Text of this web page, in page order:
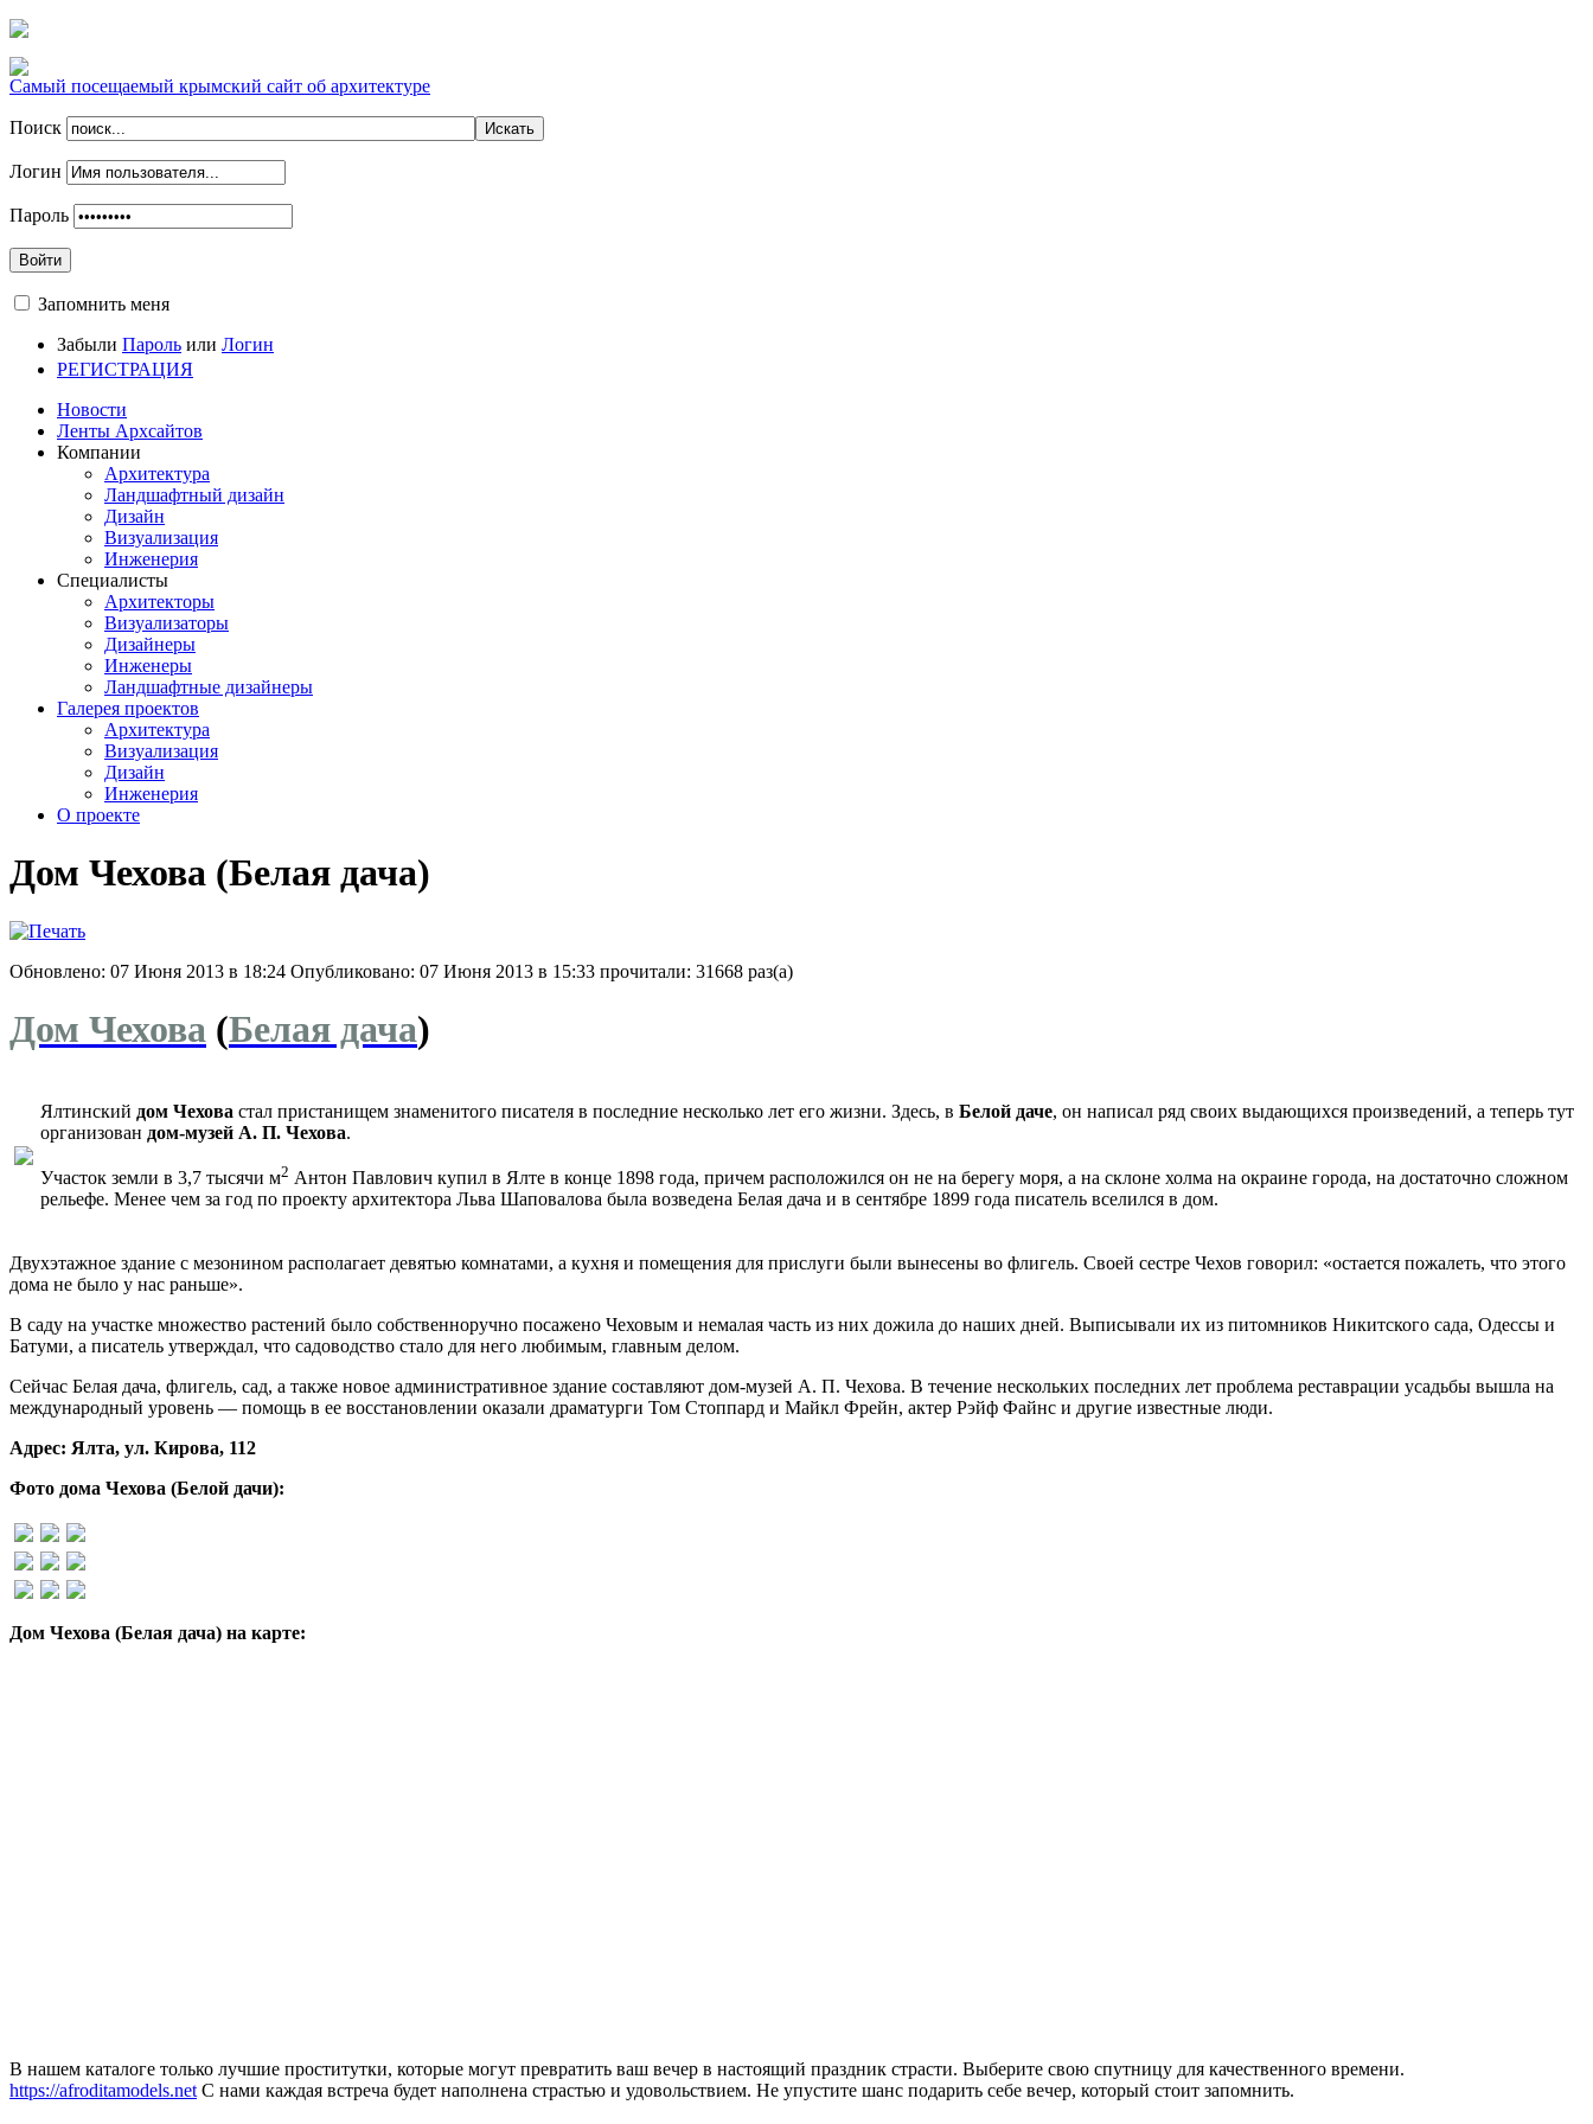
Самый посещаемый крымский сайт об архитектуре
Поиск
Логин
Пароль
Войти
Запомнить меня
Забыли Пароль или Логин
РЕГИСТРАЦИЯ
Новости
Ленты Архсайтов
Компании
Архитектура
Ландшафтный дизайн
Дизайн
Визуализация
Инженерия
Специалисты
Архитекторы
Визуализаторы
Дизайнеры
Инженеры
Ландшафтные дизайнеры
Галерея проектов
Архитектура
Визуализация
Дизайн
Инженерия
О проекте
Дом Чехова (Белая дача)
Обновлено: 07 Июня 2013 в 18:24 Опубликовано: 07 Июня 2013 в 15:33 прочитали: 31668 раз(а)
Дом Чехова (Белая дача)
Ялтинский дом Чехова стал пристанищем знаменитого писателя в последние несколько лет его жизни. Здесь, в Белой даче, он написал ряд своих выдающихся произведений, а теперь тут
организован дом-музей А. П. Чехова.
Участок земли в 3,7 тысячи м2 Антон Павлович купил в Ялте в конце 1898 года, причем расположился он не на берегу моря, а на склоне холма на окраине города, на достаточно сложном
рельефе. Менее чем за год по проекту архитектора Льва Шаповалова была возведена Белая дача и в сентябре 1899 года писатель вселился в дом.
Двухэтажное здание с мезонином располагает девятью комнатами, а кухня и помещения для прислуги были вынесены во флигель. Своей сестре Чехов говорил: «остается пожалеть, что этого
дома не было у нас раньше».
В саду на участке множество растений было собственноручно посажено Чеховым и немалая часть из них дожила до наших дней. Выписывали их из питомников Никитского сада, Одессы и
Батуми, а писатель утверждал, что садоводство стало для него любимым, главным делом.
Сейчас Белая дача, флигель, сад, а также новое административное здание составляют дом-музей А. П. Чехова. В течение нескольких последних лет проблема реставрации усадьбы вышла на
международный уровень — помощь в ее восстановлении оказали драматурги Том Стоппард и Майкл Фрейн, актер Рэйф Файнс и другие известные люди.
Адрес: Ялта, ул. Кирова, 112
Фото дома Чехова (Белой дачи):
Дом Чехова (Белая дача) на карте:
В нашем каталоге только лучшие проститутки, которые могут превратить ваш вечер в настоящий праздник страсти. Выберите свою спутницу для качественного времени.
https://afroditamodels.net С нами каждая встреча будет наполнена страстью и удовольствием. Не упустите шанс подарить себе вечер, который стоит запомнить.